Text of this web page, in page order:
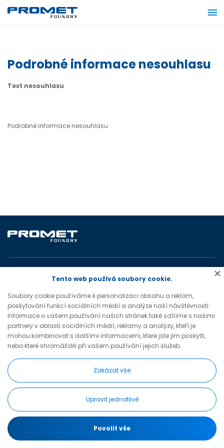
Podrobné informace nesouhlasu
Text nesouhlasu
Podrobné informace nesouhlasu
PROMET FOUNDRY a.s.
755 01 Vsetín
Česká republika
tel.: +420 572 779 030
e-mail:
prometfoundry@prometfoundry.cz
Změnit nastavení cookies © PROMET FOUNDRY, web vytvořil BlueGhost
Tento web používá soubory cookie.
Soubory cookie používáme k personalizaci obsahu a reklam,
poskytování funkcí sociálních médií a analýze naší návštěvnosti.
Informace o vašem používání našich stránek také sdílíme s našimi
partnery v oblasti sociálních médií, reklamy a analýzy, kteří je
mohou kombinovat s dalšími informacemi, které jste jim poskytli,
nebo které shromáždili při vašem používání jejich služeb.
Zakázat vše
Upravit jednotlivě
Povolit vše